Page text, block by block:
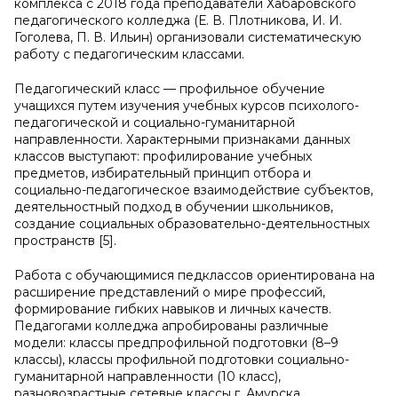
комплекса с 2018 года преподаватели Хабаровского
педагогического колледжа (Е. В. Плотникова, И. И.
Гоголева, П. В. Ильин) организовали систематическую
работу с педагогическим классами.
Педагогический класс — профильное обучение
учащихся путем изучения учебных курсов психолого-
педагогической и социально-гуманитарной
направленности. Характерными признаками данных
классов выступают: профилирование учебных
предметов, избирательный принцип отбора и
социально-педагогическое взаимодействие субъектов,
деятельностный подход в обучении школьников,
создание социальных образовательно-деятельностных
пространств [5].
Работа с обучающимися педклассов ориентирована на
расширение представлений о мире профессий,
формирование гибких навыков и личных качеств.
Педагогами колледжа апробированы различные
модели: классы предпрофильной подготовки (8–9
классы), классы профильной подготовки социально-
гуманитарной направленности (10 класс),